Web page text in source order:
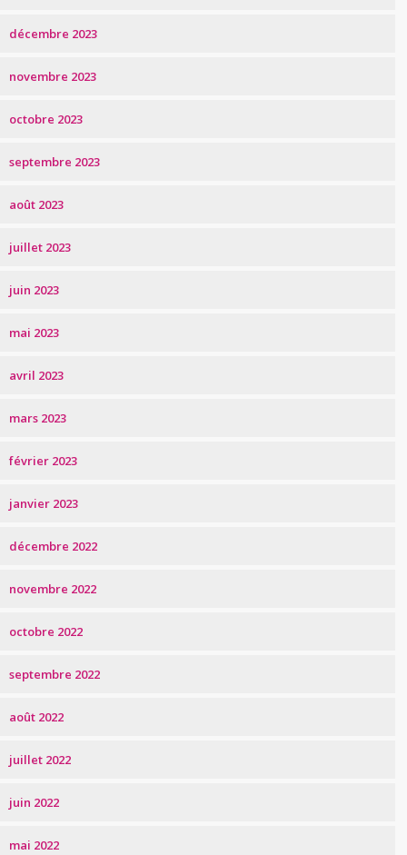
décembre 2023
novembre 2023
octobre 2023
septembre 2023
août 2023
juillet 2023
juin 2023
mai 2023
avril 2023
mars 2023
février 2023
janvier 2023
décembre 2022
novembre 2022
octobre 2022
septembre 2022
août 2022
juillet 2022
juin 2022
mai 2022